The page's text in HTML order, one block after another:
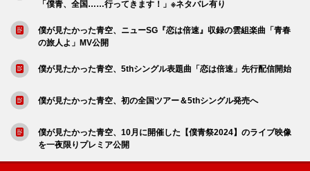
「僕青、全国……行ってきます！」※ネタバレ有り
僕が見たかった青空、ニューSG『恋は倍速』収録の雲組楽曲「青春
の旅人よ」MV公開
僕が見たかった青空、5thシングル表題曲「恋は倍速」先行配信開始
僕が見たかった青空、初の全国ツアー＆5thシングル発売へ
僕が見たかった青空、10月に開催した【僕青祭2024】のライブ映像
を一夜限りプレミア公開